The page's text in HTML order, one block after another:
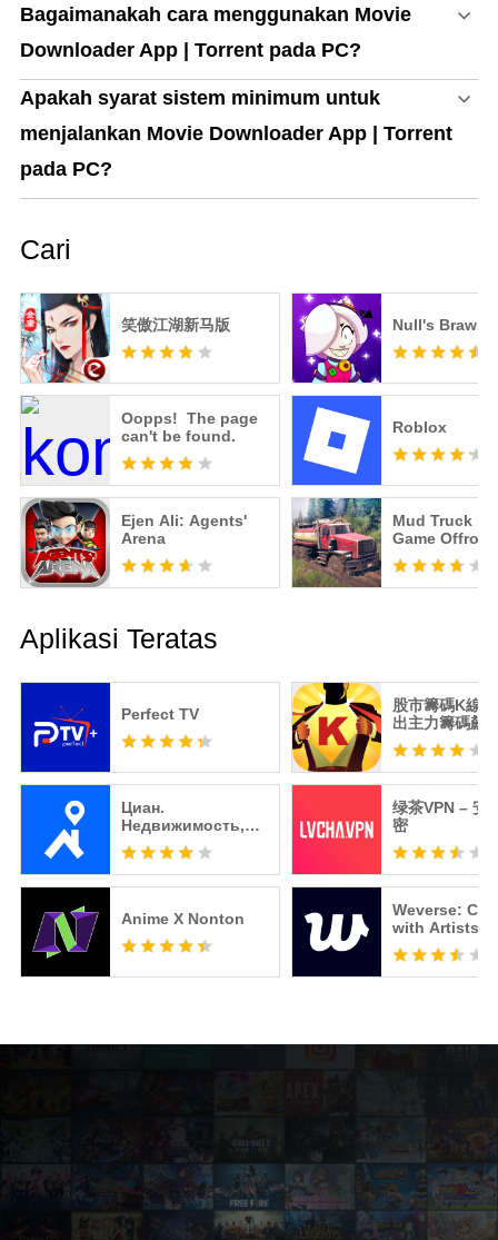
Bagaimanakah cara menggunakan Movie
Downloader App | Torrent pada PC?
Apakah syarat sistem minimum untuk
menjalankan Movie Downloader App | Torrent
pada PC?
Cari
笑傲江湖新马版 Null's Brawl
Oopps! The page
can't be found.
Roblox
Ejen Ali: Agents'
Arena
Mud Truck
Game Offroad
Aplikasi Teratas
Perfect TV
Циан.
Недвижимость,
квартиры
Anime X Nonton
股市籌碼K線 -
出主力籌碼飆
绿茶VPN – 安
密
Weverse:
with Artists